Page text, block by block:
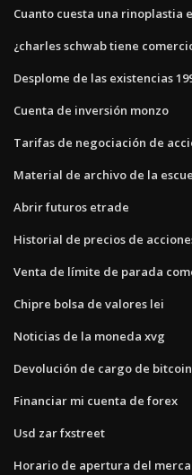
Cuanto cuesta una rinoplastia
¿charles schwab tiene
Desplome de las existencias
Cuenta de inversión monzo
Tarifas de negociación de
Material de archivo de la
Abrir futuros etrade
Historial de precios de
Venta de límite de parada
Chipre bolsa de valores lei
Noticias de la moneda xvg
Devolución de cargo de
Financiar mi cuenta de forex
Usd zar fxstreet
Horario de apertura del